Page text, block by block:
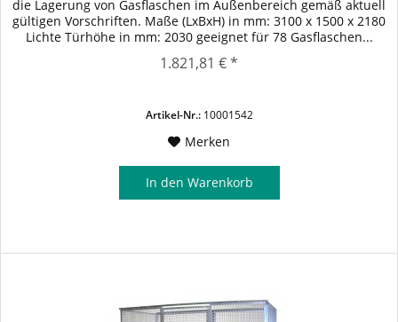
die Lagerung von Gasflaschen im Außenbereich gemäß aktuell
gültigen Vorschriften. Maße (LxBxH) in mm: 3100 x 1500 x 2180
Lichte Türhöhe in mm: 2030 geeignet für 78 Gasflaschen...
1.821,81 € *
Artikel-Nr.:10001542
Merken
In den Warenkorb